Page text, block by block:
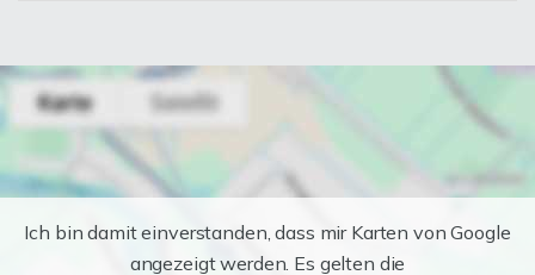
Ich bin damit einverstanden, dass mir Karten von Google
angezeigt werden. Es gelten die